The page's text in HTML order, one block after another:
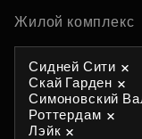
Жилой комплекс
Сидней Сити
Скай Гарден
Симоновский
Роттердам
Лэйк